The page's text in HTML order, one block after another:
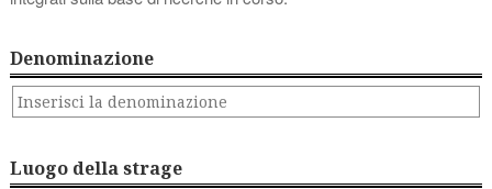
Denominazione
Luogo della strage